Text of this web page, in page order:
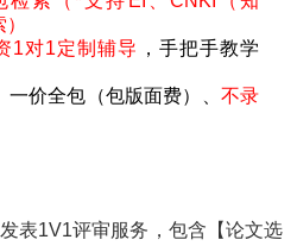
1对1定制辅导 ，手把手教学
价全包（包版面费）、 不录
表1V1评审服务，包含【论文选